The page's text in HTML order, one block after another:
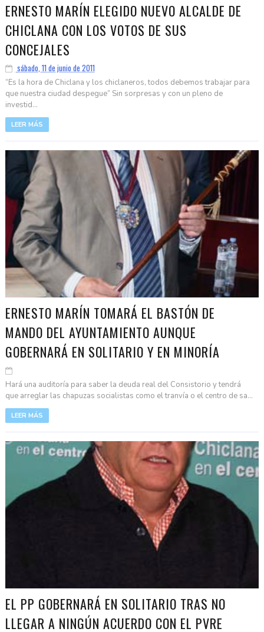
ERNESTO MARÍN ELEGIDO NUEVO ALCALDE DE
CHICLANA CON LOS VOTOS DE SUS
CONCEJALES
sábado, 11 de junio de 2011
“Es la hora de Chiclana y los chiclaneros, todos debemos trabajar para
que nuestra ciudad despegue” Sin sorpresas y con un pleno de
investid...
LEER MÁS
ERNESTO MARÍN TOMARÁ EL BASTÓN DE
MANDO DEL AYUNTAMIENTO AUNQUE
GOBERNARÁ EN SOLITARIO Y EN MINORÍA
Hará una auditoría para saber la deuda real del Consistorio y tendrá
que arreglar las chapuzas socialistas como el tranvía o el centro de sa...
LEER MÁS
EL PP GOBERNARÁ EN SOLITARIO TRAS NO
LLEGAR A NINGÚN ACUERDO CON EL PVRE